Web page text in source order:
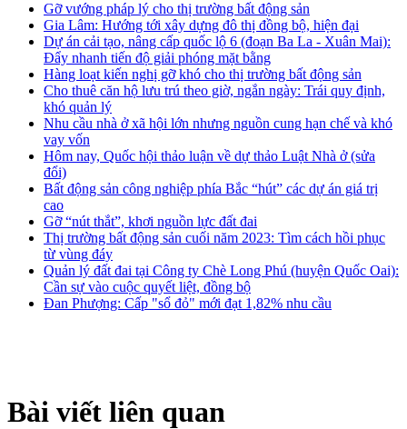
Gỡ vướng pháp lý cho thị trường bất động sản
Gia Lâm: Hướng tới xây dựng đô thị đồng bộ, hiện đại
Dự án cải tạo, nâng cấp quốc lộ 6 (đoạn Ba La - Xuân Mai):
Đẩy nhanh tiến độ giải phóng mặt bằng
Hàng loạt kiến nghị gỡ khó cho thị trường bất động sản
Cho thuê căn hộ lưu trú theo giờ, ngắn ngày: Trái quy định,
khó quản lý
Nhu cầu nhà ở xã hội lớn nhưng nguồn cung hạn chế và khó
vay vốn
Hôm nay, Quốc hội thảo luận về dự thảo Luật Nhà ở (sửa
đổi)
Bất động sản công nghiệp phía Bắc “hút” các dự án giá trị
cao
Gỡ “nút thắt”, khơi nguồn lực đất đai
Thị trường bất động sản cuối năm 2023: Tìm cách hồi phục
từ vùng đáy
Quản lý đất đai tại Công ty Chè Long Phú (huyện Quốc Oai):
Cần sự vào cuộc quyết liệt, đồng bộ
Đan Phượng: Cấp "sổ đỏ" mới đạt 1,82% nhu cầu
Bài viết liên quan